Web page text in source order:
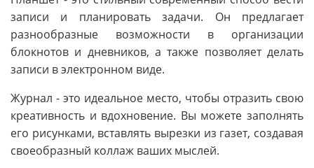
записи и планировать задачи. Он предлагает
разнообразные возможности в организации
блокнотов и дневников, а также позволяет делать
записи в электронном виде.
Журнал - это идеальное место, чтобы отразить свою
креативность и вдохновение. Вы можете заполнять
его рисунками, вставлять вырезки из газет, создавая
своеобразный коллаж ваших мыслей.